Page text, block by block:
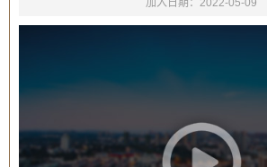
加入日期： 2022-05-09